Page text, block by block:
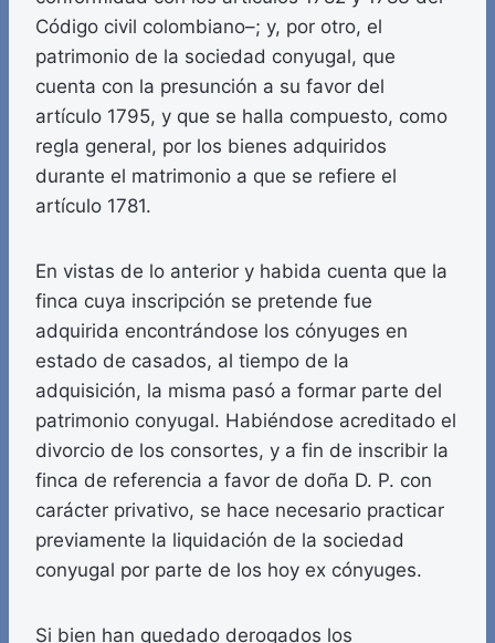
Código civil colombiano–; y, por otro, el
patrimonio de la sociedad conyugal, que
cuenta con la presunción a su favor del
artículo 1795, y que se halla compuesto, como
regla general, por los bienes adquiridos
durante el matrimonio a que se refiere el
artículo 1781.
En vistas de lo anterior y habida cuenta que la
finca cuya inscripción se pretende fue
adquirida encontrándose los cónyuges en
estado de casados, al tiempo de la
adquisición, la misma pasó a formar parte del
patrimonio conyugal. Habiéndose acreditado el
divorcio de los consortes, y a fin de inscribir la
finca de referencia a favor de doña D. P. con
carácter privativo, se hace necesario practicar
previamente la liquidación de la sociedad
conyugal por parte de los hoy ex cónyuges.
Si bien han quedado derogados los